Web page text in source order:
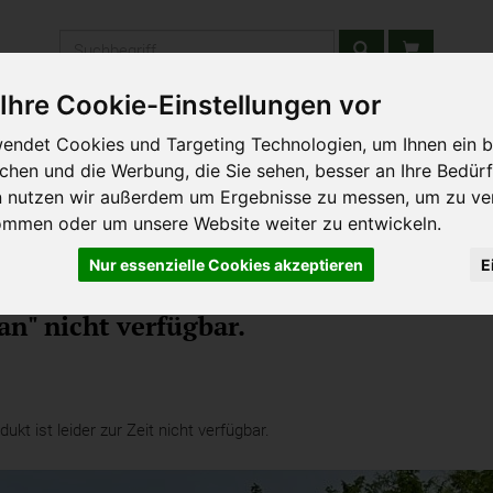
Cookie-Einstellungen vor
Cookies und Targeting Technologien, um Ihnen ein
und die Werbung, die Sie sehen, besser an Ihre
nutzen wir außerdem um Ergebnisse zu messen, um zu
oder um unsere Website weiter zu entwickeln.
Nur essenzielle Cookies akzeptieren
& Schulen Liefergebiet Wochenmarkt Unsere
Sämereien
nicht verfügbar.
ist leider zur Zeit nicht verfügbar.